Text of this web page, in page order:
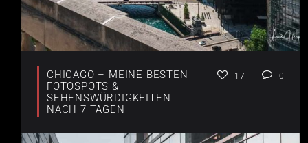
CHICAGO – MEINE BESTEN
FOTOSPOTS &
SEHENSWÜRDIGKEITEN
NACH 7 TAGEN
17 0